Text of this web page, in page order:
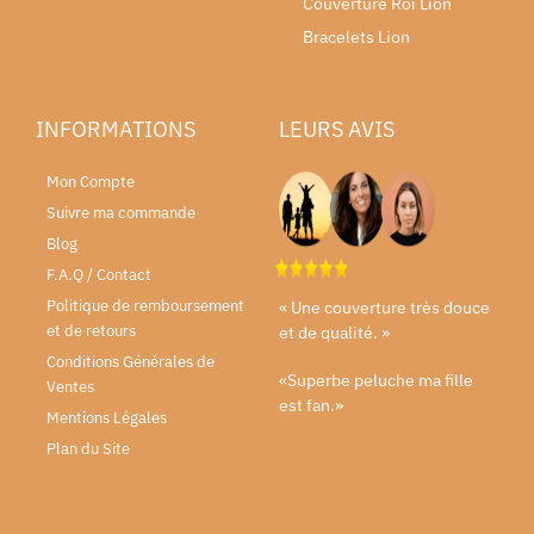
Bracelets Lion
INFORMATIONS
Mon Compte
Suivre ma commande
Blog
F.A.Q / Contact
Politique de remboursement
et de retours
Conditions Générales de
Ventes
Mentions Légales
Plan du Site
LEURS AVIS
« Une couverture très douce
et de qualité. »
«Superbe peluche ma fille
est fan.»